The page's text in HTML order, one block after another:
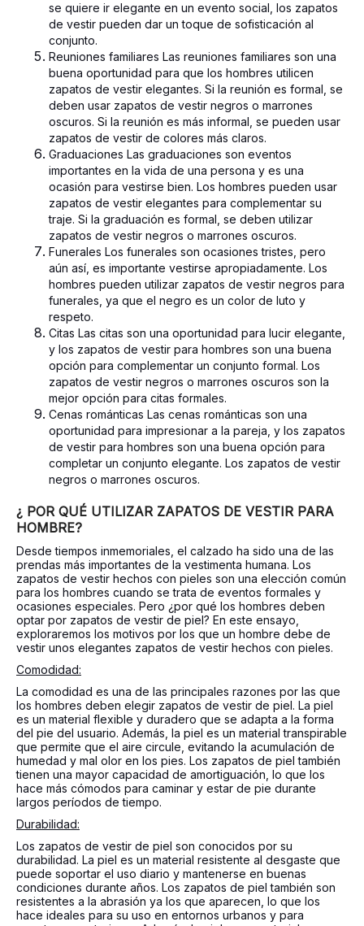
se quiere ir elegante en un evento social, los zapatos
de vestir pueden dar un toque de sofisticación al
conjunto.
Reuniones familiares Las reuniones familiares son una
buena oportunidad para que los hombres utilicen
zapatos de vestir elegantes. Si la reunión es formal, se
deben usar zapatos de vestir negros o marrones
oscuros. Si la reunión es más informal, se pueden usar
zapatos de vestir de colores más claros.
Graduaciones Las graduaciones son eventos
importantes en la vida de una persona y es una
ocasión para vestirse bien. Los hombres pueden usar
zapatos de vestir elegantes para complementar su
traje. Si la graduación es formal, se deben utilizar
zapatos de vestir negros o marrones oscuros.
Funerales Los funerales son ocasiones tristes, pero
aún así, es importante vestirse apropiadamente. Los
hombres pueden utilizar zapatos de vestir negros para
funerales, ya que el negro es un color de luto y
respeto.
Citas Las citas son una oportunidad para lucir elegante,
y los zapatos de vestir para hombres son una buena
opción para complementar un conjunto formal. Los
zapatos de vestir negros o marrones oscuros son la
mejor opción para citas formales.
Cenas románticas Las cenas románticas son una
oportunidad para impresionar a la pareja, y los zapatos
de vestir para hombres son una buena opción para
completar un conjunto elegante. Los zapatos de vestir
negros o marrones oscuros.
¿ POR QUÉ UTILIZAR ZAPATOS DE VESTIR PARA
HOMBRE?
Desde tiempos inmemoriales, el calzado ha sido una de las
prendas más importantes de la vestimenta humana. Los
zapatos de vestir hechos con pieles son una elección común
para los hombres cuando se trata de eventos formales y
ocasiones especiales. Pero ¿por qué los hombres deben
optar por zapatos de vestir de piel? En este ensayo,
exploraremos los motivos por los que un hombre debe de
vestir unos elegantes zapatos de vestir hechos con pieles.
Comodidad:
La comodidad es una de las principales razones por las que
los hombres deben elegir zapatos de vestir de piel. La piel
es un material flexible y duradero que se adapta a la forma
del pie del usuario. Además, la piel es un material transpirable
que permite que el aire circule, evitando la acumulación de
humedad y mal olor en los pies. Los zapatos de piel también
tienen una mayor capacidad de amortiguación, lo que los
hace más cómodos para caminar y estar de pie durante
largos períodos de tiempo.
Durabilidad:
Los zapatos de vestir de piel son conocidos por su
durabilidad. La piel es un material resistente al desgaste que
puede soportar el uso diario y mantenerse en buenas
condiciones durante años. Los zapatos de piel también son
resistentes a la abrasión ya los que aparecen, lo que los
hace ideales para su uso en entornos urbanos y para